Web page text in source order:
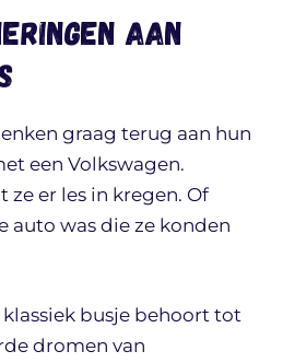
aan
graag terug aan hun
een Volkswagen.
er les in kregen. Of
auto was die ze konden
klassiek busje behoort tot
dromen van